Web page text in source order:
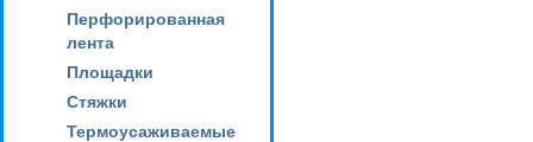
Перфорированная
лента
Площадки
Стяжки
Термоусаживаемые